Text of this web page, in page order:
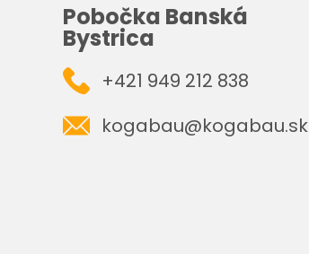
Pobočka Banská
Bystrica
+421 949 212 838
kogabau@kogabau.sk